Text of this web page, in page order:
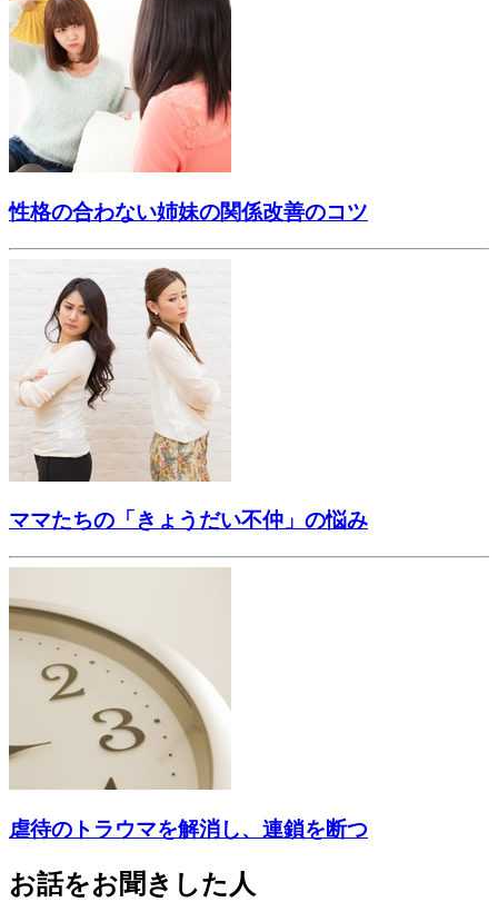
性格の合わない姉妹の関係改善のコツ
ママたちの「きょうだい不仲」の悩み
虐待のトラウマを解消し、連鎖を断つ
お話をお聞きした人